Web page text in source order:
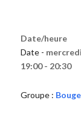
Date/heure
Date -
19:00 - 20:30
Groupe :